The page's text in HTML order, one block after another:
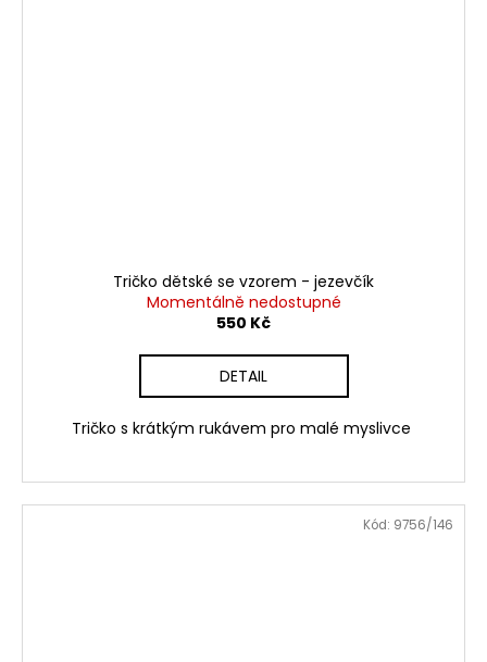
Tričko dětské se vzorem - jezevčík
Momentálně nedostupné
550 Kč
DETAIL
Tričko s krátkým rukávem pro malé myslivce
Kód: 9756/146